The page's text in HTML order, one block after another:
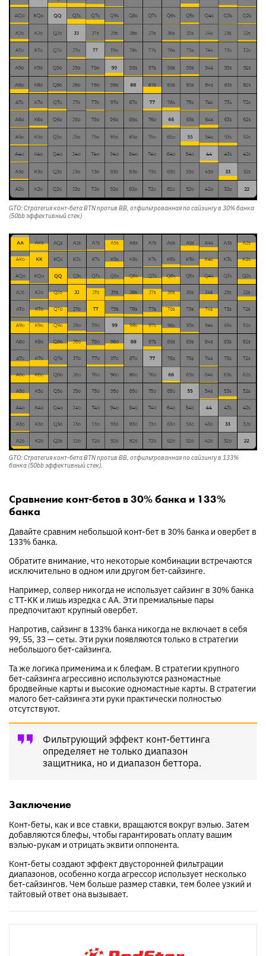
GTO: Стратегия конт-бета BTN против BB, отфильтрованная по сайзингу в 30% банка
(50bb эффективный стек)
GTO: Стратегия конт-бета BTN против BB, отфильтрованная по сайзингу в 133%
банка (50bb эффективный стек).
Сравнение конт-бетов в 30% банка и 133%
банка
Давайте сравним небольшой конт-бет в 30% банка и овербет в
133% банка.
Обратите внимание, что некоторые комбинации встречаются
исключительно в одном или другом бет-сайзинге.
Например, солвер никогда не использует сайзинг в 30% банка
с TT-KK и лишь изредка с AA. Эти премиальные пары
предпочитают крупный овербет.
Напротив, сайзинг в 133% банка никогда не включает в себя
99, 55, 33 — сеты. Эти руки появляются только в стратегии
небольшого бет-сайзинга.
Та же логика применима и к блефам. В стратегии крупного
бет-сайзинга агрессивно используются разномастные
бродвейные карты и высокие одномастные карты. В стратегии
малого бет-сайзинга эти руки практически полностью
отсутствуют.
Фильтрующий эффект конт-беттинга
определяет не только диапазон
защитника, но и диапазон беттора.
Заключение
Конт-беты, как и все ставки, вращаются вокруг вэлью. Затем
добавляются блефы, чтобы гарантировать оплату вашим
вэлью-рукам и отрицать эквити оппонента.
Конт-беты создают эффект двусторонней фильтрации
диапазонов, особенно когда агрессор использует несколько
бет-сайзингов. Чем больше размер ставки, тем более узкий и
тайтовый ответ она вызывает.